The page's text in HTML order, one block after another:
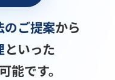
のご提案から
といった
能です。